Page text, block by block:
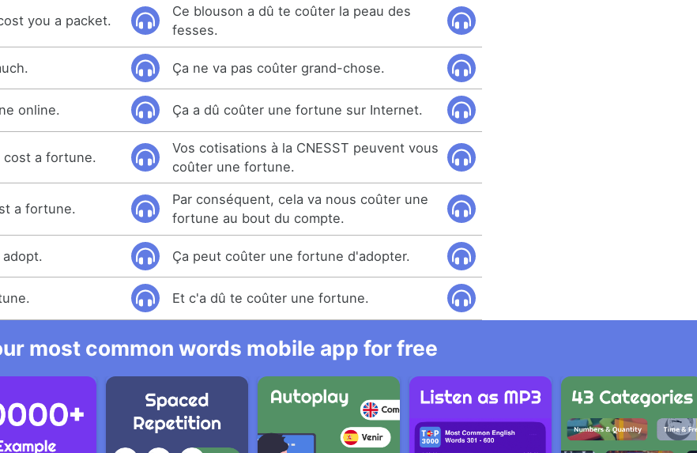
you a packet.
Ce blouson a dû te coûter la peau des
fesses.
Ça ne va pas coûter grand-chose.
online. Ça a dû coûter une fortune sur Internet.
cost a fortune.
Vos cotisations à la CNESST peuvent vous
coûter une fortune.
a fortune.
Par conséquent, cela va nous coûter une
fortune au bout du compte.
Ça peut coûter une fortune d'adopter.
Et c'a dû te coûter une fortune.
most common words mobile app for free